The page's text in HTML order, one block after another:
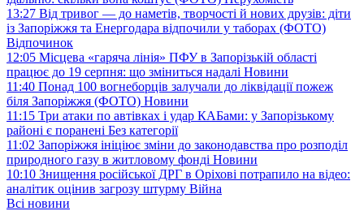
13:27 Від тривог — до наметів, творчості й нових друзів: діти
із Запоріжжя та Енергодара відпочили у таборах (ФОТО)
Відпочинок
12:05 Місцева «гаряча лінія» ПФУ в Запорізькій області
працює до 19 серпня: що зміниться надалі Новини
11:40 Понад 100 вогнеборців залучали до ліквідації пожеж
біля Запоріжжя (ФОТО) Новини
11:15 Три атаки по автівках і удар КАБами: у Запорізькому
районі є поранені Без категорії
11:02 Запоріжжя ініціює зміни до законодавства про розподіл
природного газу в житловому фонді Новини
10:10 Знищення російської ДРГ в Оріхові потрапило на відео:
аналітик оцінив загрозу штурму Війна
Всі новини